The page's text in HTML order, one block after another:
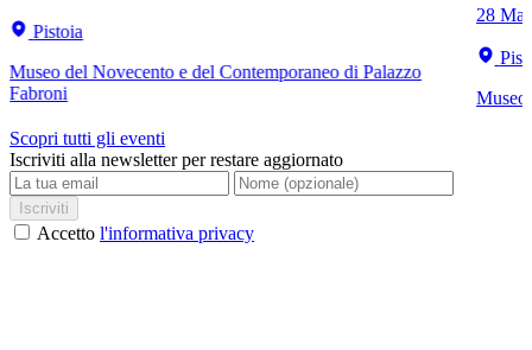
Pistoia
Museo del Novecento e del Contemporaneo di Palazzo
Fabroni
28
Museo
Scopri tutti gli eventi
Iscriviti alla newsletter per restare aggiornato
Iscriviti
Accetto l'informativa privacy